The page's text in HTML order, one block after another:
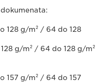
128 g/m² / 64 do 128
g/m² / 64 do 128 g/m²
157 g/m² / 64 do 157